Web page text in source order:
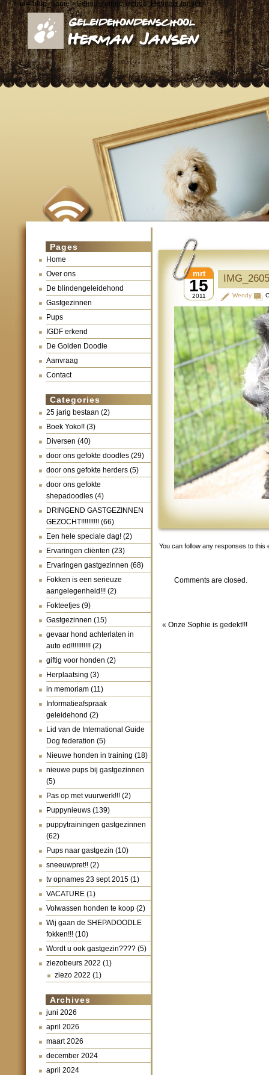
< id="blog_name">Geleidehondenschool Herman Jansen
Pages
Home
Over ons
De blindengeleidehond
Gastgezinnen
Pups
IGDF erkend
De Golden Doodle
Aanvraag
Contact
Categories
25 jarig bestaan (2)
Boek Yoko!! (3)
Diversen (40)
door ons gefokte doodles (29)
door ons gefokte herders (5)
door ons gefokte
shepadoodles (4)
DRINGEND GASTGEZINNEN
GEZOCHT!!!!!!!!!! (66)
Een hele speciale dag! (2)
Ervaringen cliënten (23)
Ervaringen gastgezinnen (68)
Fokken is een serieuze
aangelegenheid!!! (2)
Fokteefjes (9)
Gastgezinnen (15)
gevaar hond achterlaten in
auto ed!!!!!!!!!!! (2)
giftig voor honden (2)
Herplaatsing (3)
in memoriam (11)
Informatieafspraak
geleidehond (2)
Lid van de International Guide
Dog federation (5)
Nieuwe honden in training (18)
nieuwe pups bij gastgezinnen
(5)
Pas op met vuurwerk!!! (2)
Puppynieuws (139)
puppytrainingen gastgezinnen
(62)
Pups naar gastgezin (10)
sneeuwpret!! (2)
tv opnames 23 sept 2015 (1)
VACATURE (1)
Volwassen honden te koop (2)
Wij gaan de SHEPADOODLE
fokken!!! (10)
Wordt u ook gastgezin???? (5)
ziezobeurs 2022 (1)
ziezo 2022 (1)
Archives
juni 2026
april 2026
maart 2026
december 2024
april 2024
IMG_2605
15
mrt
2011 Wendy
You can follow any responses to this
Comments are closed.
« Onze Sophie is gedekt!!!